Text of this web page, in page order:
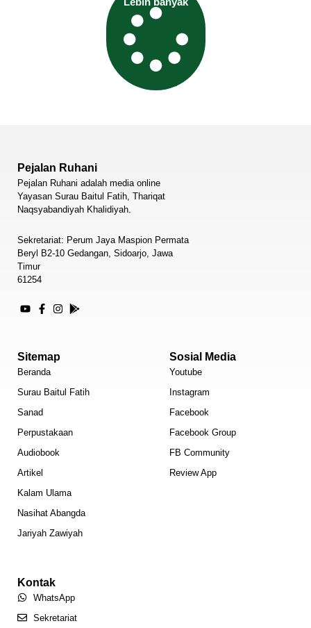
Pejalan Ruhani
Pejalan Ruhani adalah media online
Yayasan Surau Baitul Fatih, Thariqat
Naqsyabandiyah Khalidiyah.
Sekretariat: Perum Jaya Maspion Permata
Beryl B2-10 Gedangan, Sidoarjo, Jawa
Timur
61254
Sitemap
Beranda
Surau Baitul Fatih
Sanad
Perpustakaan
Audiobook
Artikel
Kalam Ulama
Nasihat Abangda
Jariyah Zawiyah
Sosial Media
Youtube
Instagram
Facebook
Facebook Group
FB Community
Review App
Kontak
WhatsApp
Sekretariat